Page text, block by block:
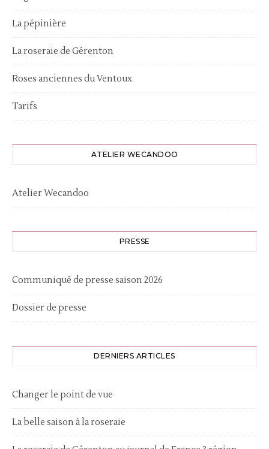
La pépinière
La roseraie de Gérenton
Roses anciennes du Ventoux
Tarifs
ATELIER WECANDOO
Atelier Wecandoo
PRESSE
Communiqué de presse saison 2026
Dossier de presse
DERNIERS ARTICLES
Changer le point de vue
La belle saison à la roseraie